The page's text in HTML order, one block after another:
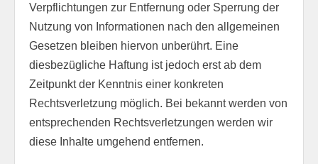
Verpflichtungen zur Entfernung oder Sperrung der
Nutzung von Informationen nach den allgemeinen
Gesetzen bleiben hiervon unberührt. Eine
diesbezügliche Haftung ist jedoch erst ab dem
Zeitpunkt der Kenntnis einer konkreten
Rechtsverletzung möglich. Bei bekannt werden von
entsprechenden Rechtsverletzungen werden wir
diese Inhalte umgehend entfernen.